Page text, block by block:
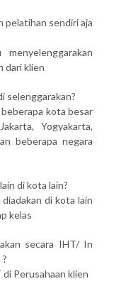
pelatihan sendiri aja
dari klien
selenggarakan?
beberapa kota besar
Yogyakarta,
beberapa negara
di kota lain?
di kota lain
kelas
secara IHT/ In
di Perusahaan klien